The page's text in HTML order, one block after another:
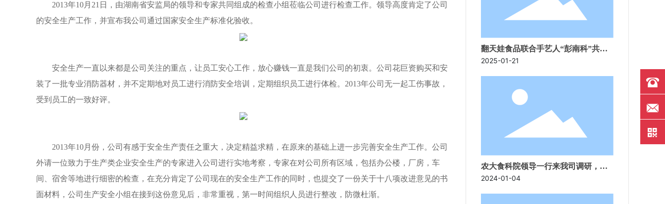
2013年10月21日，由湖南省安监局的领导和专家共同组成的检查小组莅临公司进行检查工作。领导高度肯定了公司
的安全生产工作，并宣布我公司通过国家安全生产标准化验收。
安全生产一直以来都是公司关注的重点，让员工安心工作，放心赚钱一直是我们公司的初衷。公司花巨资购买和安
装了一批专业消防器材，并不定期地对员工进行消防安全培训，定期组织员工进行体检。2013年公司无一起工伤事故，
受到员工的一致好评。
2013年10月份，公司有感于安全生产责任之重大，决定精益求精，在原来的基础上进一步完善安全生产工作。公司
外请一位致力于生产类企业安全生产的专家进入公司进行实地考察，专家在对公司所有区域，包括办公楼，厂房，车
间、宿舍等地进行细密的检查，在充分肯定了公司现在的安全生产工作的同时，也提交了一份关于十八项改进意见的书
面材料，公司生产安全小组在接到这份意见后，非常重视，第一时间组织人员进行整改，防微杜渐。
翻天娃食品联合手艺人“彭南科”共同
解锁从一粒麦子到一根辣条
2025-01-21
农大食科院领导一行来我司调研，助
力企业发展
2024-01-04